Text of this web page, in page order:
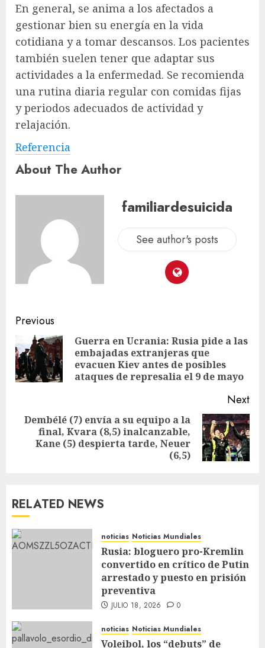
En general, se anima a los afectados a
gestionar bien su energía en la vida
cotidiana y a tomar descansos. Los pacientes
también suelen tener que adaptar sus
actividades a la enfermedad. Se recomienda
una rutina diaria regular con comidas fijas
y periodos adecuados de actividad y
relajación.
Referencia
About The Author
familiardesuicida
See author's posts
Previous
Guerra en Ucrania: Rusia pide a las
embajadas extranjeras que
evacuen Kiev antes de posibles
ataques de represalia el 9 de mayo
Next
Dembélé (7) envía a su equipo a la
final, Kvara (8,5) inalcanzable,
Kane (5) despierta tarde, Neuer
(6,5)
RELATED NEWS
noticias Noticias Mundiales
Rusia: bloguero pro-Kremlin
convertido en crítico de Putin
arrestado y puesto en prisión
preventiva
JULIO 18, 2026 0
noticias Noticias Mundiales
Voleibol, los “debuts” de